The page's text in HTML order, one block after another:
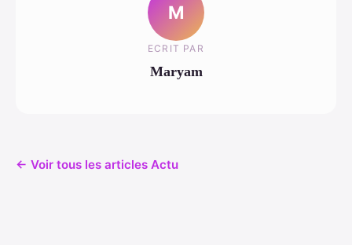
M
ECRIT PAR
Maryam
← Voir tous les articles Actu